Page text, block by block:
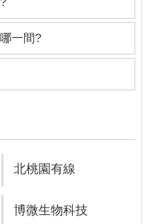
一間?
北桃園有線
博微生物科技